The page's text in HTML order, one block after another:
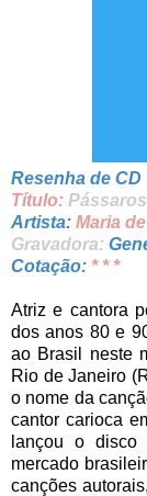
Resenha de CD
Título:
Artista: Maria
Gravadora:
Cotação: * * *
Atriz e cantora
dos anos 80 e
ao Brasil neste
Rio de Janeiro
o nome da
cantor carioca
lançou o disco
mercado
canções